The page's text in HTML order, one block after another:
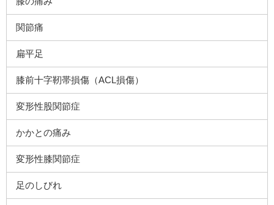
関節痛
扁平足
膝前十字靭帯損傷（ACL損傷）
変形性股関節症
かかとの痛み
変形性膝関節症
足のしびれ